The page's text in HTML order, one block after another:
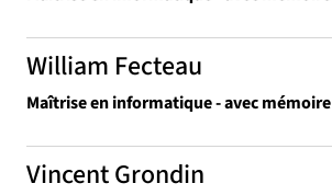
William Fecteau
Maîtrise en informatique - avec mémoire
Vincent Grondin